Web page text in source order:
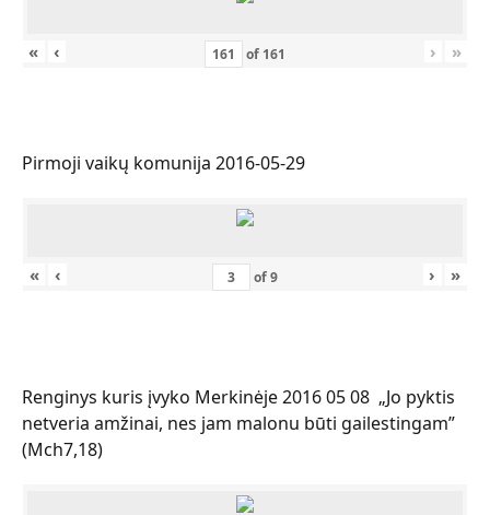
« ‹ of 161 › »
Pirmoji vaikų komunija 2016-05-29
« ‹ of9 › »
Renginys kuris įvyko Merkinėje 2016 05 08 „Jo pyktis
netveria amžinai, nes jam malonu būti gailestingam”
(Mch7,18)